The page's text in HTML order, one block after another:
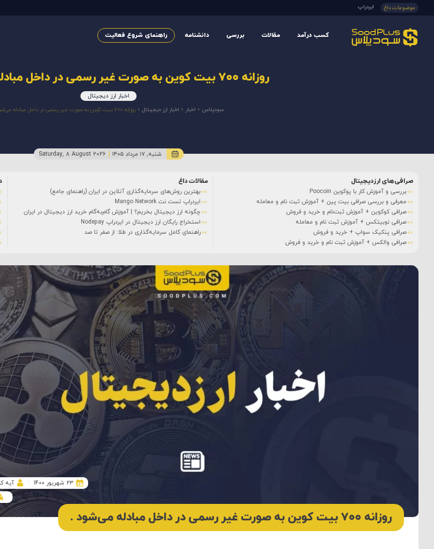
موضوعات داغ ایردراپ
کسب درآمد مقالات بررسی دانشنامه راهنمای شروع فعالیت
روزانه ۷۰۰ بیت کوین به صورت غیر رسمی در داخل مبادله می‌شود .
اخبار ارز دیجیتال
سودپلاس » اخبار » اخبار ارز دیجیتال » روزانه ۷۰۰ بیت کوین به صورت غیر رسمی در داخل مبادله می‌شود .
شنبه, ۱۷ مرداد ۱۴۰۵ Saturday, 8 August 2026
صرافی‌های ارزدیجیتال
بررسی و آموزش کار با پوکوین Poocoin
معرفی و بررسی صرافی بیت پین + آموزش ثبت نام و معامله
صرافی کوکوین + آموزش ثبت‌نام و خرید و فروش
صرافی نوبیتکس + آموزش ثبت نام و معامله
صرافی پنکیک سواپ + خرید و فروش
صرافی والکس + آموزش ثبت نام و خرید و فروش
مقالات داغ
بهترین روش‌های سرمایه‌گذاری آنلاین در ایران (راهنمای جامع)
ایردراپ تست نت Mango Network
چگونه ارز دیجیتال بخریم؟ | آموزش گام‌به‌گام خرید ارز دیجیتال در ایران
استخراج رایگان ارز دیجیتال در ایردراپ Nodepay
راهنمای کامل سرمایه‌گذاری در طلا: از صفر تا صد
روزانه ۷۰۰ بیت کوین به صورت غیر رسمی در داخل مبادله می‌شود .
23 شهریور 1400
آیه